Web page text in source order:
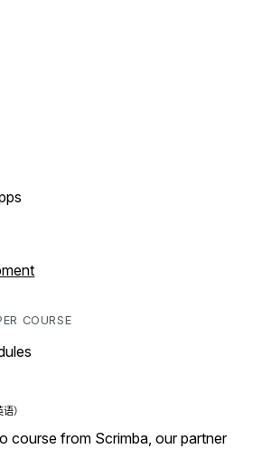
COURSE
course from Scrimba, our partner